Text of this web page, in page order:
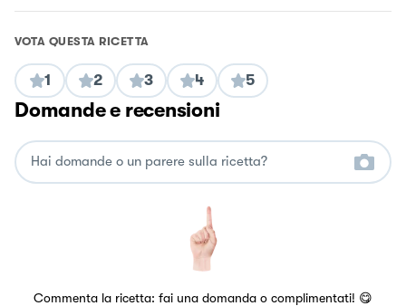
VOTA QUESTA RICETTA
1 2 3 4 5
Domande e recensioni
Commenta la ricetta: fai una domanda o complimentati! 😋